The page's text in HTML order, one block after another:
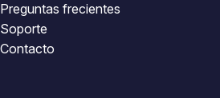
Preguntas frecientes
Soporte
Contacto